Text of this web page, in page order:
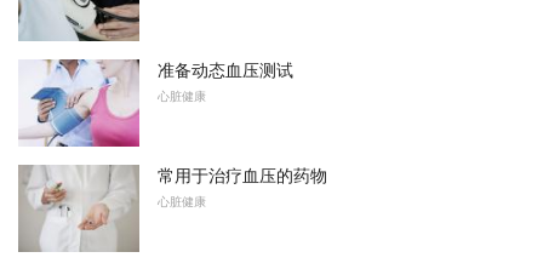
准备动态血压测试
心脏健康
常用于治疗血压的药物
心脏健康